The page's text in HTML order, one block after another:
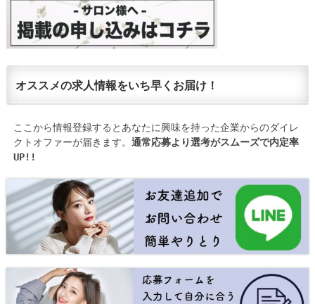
オススメの求人情報をいち早くお届け！
ここから情報登録するとあなたに興味を持った企業からのダイレ
クトオファーが届きます。 通常応募より選考がスムーズで内定率
UP!!